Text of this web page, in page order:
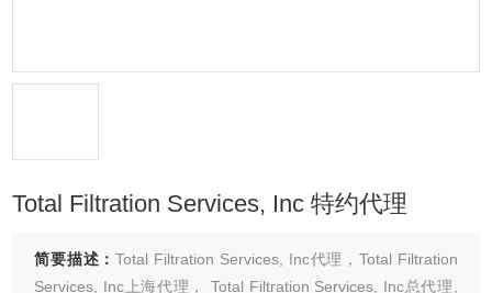
Total Filtration Services, Inc 特约代理
简要描述：Total Filtration Services, Inc代理，Total Filtration
Services, Inc上海代理， Total Filtration Services, Inc总代理,